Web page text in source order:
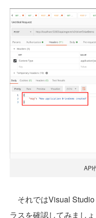
API
それではVisual Studio
ラスを確認してみましょ